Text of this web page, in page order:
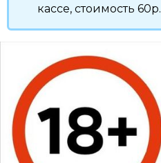
кассе, стоимость 60р.